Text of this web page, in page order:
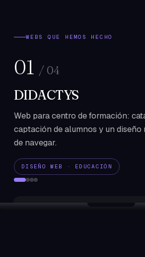
WEBS QUE HEMOS HECHO
01 / 04
DIDACTYS
Web para centro de formación:
captación de alumnos y un
de navegar.
DISEÑO WEB · EDUCACIÓN